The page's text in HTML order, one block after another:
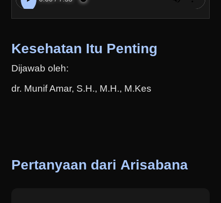
Kesehatan Itu Penting
Dijawab oleh:
dr. Munif Amar, S.H., M.H., M.Kes
Pertanyaan dari Arisabana